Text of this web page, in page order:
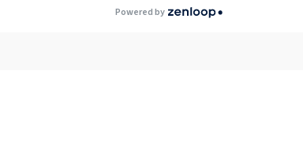
Powered by